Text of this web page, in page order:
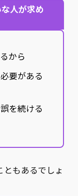
人が求め
から
要がある
を続ける
もあるでしょ